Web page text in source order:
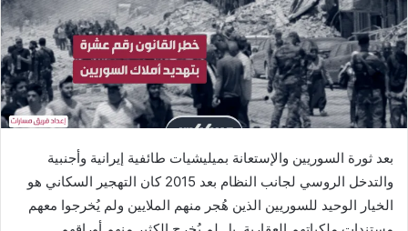
بعد ثورة السوريين والإستعانة بميليشيات طائفية إيرانية وأجنبية
والتدخل الروسي لجانب النظام بعد 2015 كان التهجير السكاني هو
الخيار الوحيد للسوريين الذين هُجر منهم الملايين ولم يُخرجوا معهم